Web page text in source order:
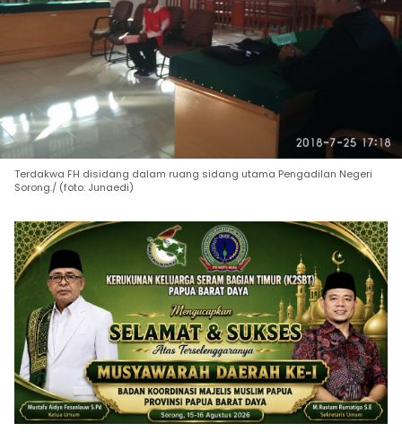
Terdakwa FH disidang dalam ruang sidang utama Pengadilan Negeri
Sorong./ (foto: Junaedi)